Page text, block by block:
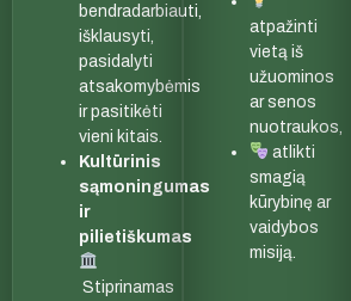
bendradarbiauti,
išklausyti,
pasidalyti
atsakomybėmis
ir pasitikėti
vieni kitais.
Kultūrinis
sąmoningumas
ir
pilietiškumas
Stiprinamas
atpažinti
vietą iš
užuominos
ar senos
nuotraukos,
atlikti
smagią
kūrybinę ar
vaidybos
misiją.